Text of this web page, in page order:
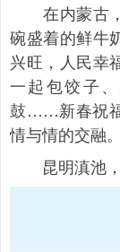
在内蒙古，
碗盛着的鲜牛
兴旺，人民幸
一起包饺子
鼓……新春祝福
情与情的交融。
昆明滇池，